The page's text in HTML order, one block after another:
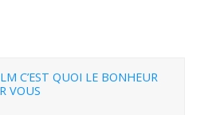
C’EST QUOI LE BONHEUR
VOUS